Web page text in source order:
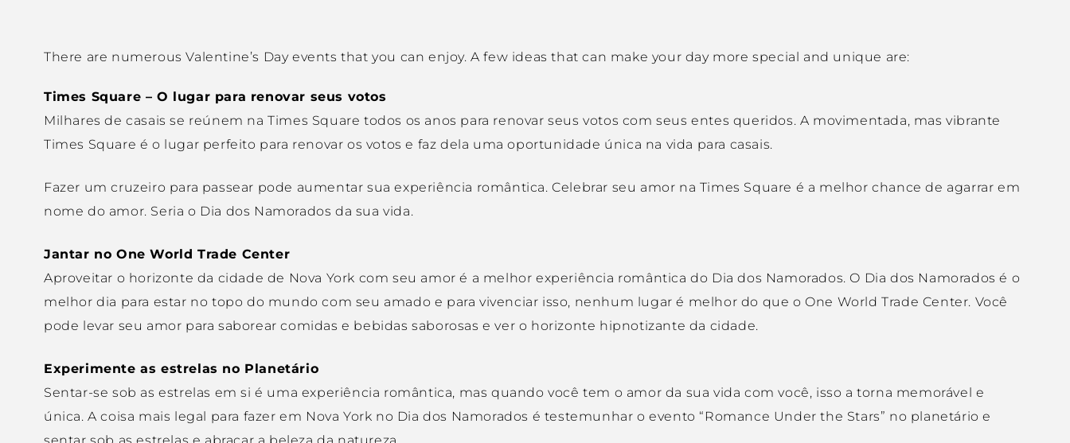
There are numerous Valentine’s Day events that you can enjoy. A few ideas that can make your day more special and unique are:
Times Square – O lugar para renovar seus votos
Milhares de casais se reúnem na Times Square todos os anos para renovar seus votos com seus entes queridos. A movimentada, mas vibrante
Times Square é o lugar perfeito para renovar os votos e faz dela uma oportunidade única na vida para casais.
Fazer um cruzeiro para passear pode aumentar sua experiência romântica. Celebrar seu amor na Times Square é a melhor chance de agarrar em
nome do amor. Seria o Dia dos Namorados da sua vida.
Jantar no One World Trade Center
Aproveitar o horizonte da cidade de Nova York com seu amor é a melhor experiência romântica do Dia dos Namorados. O Dia dos Namorados é o
melhor dia para estar no topo do mundo com seu amado e para vivenciar isso, nenhum lugar é melhor do que o One World Trade Center. Você
pode levar seu amor para saborear comidas e bebidas saborosas e ver o horizonte hipnotizante da cidade.
Experimente as estrelas no Planetário
Sentar-se sob as estrelas em si é uma experiência romântica, mas quando você tem o amor da sua vida com você, isso a torna memorável e
única. A coisa mais legal para fazer em Nova York no Dia dos Namorados é testemunhar o evento “Romance Under the Stars” no planetário e